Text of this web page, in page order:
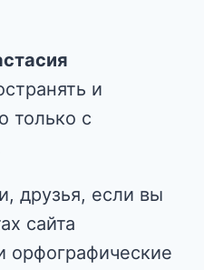
и
только с
друзья, если вы
сайта
орфографические